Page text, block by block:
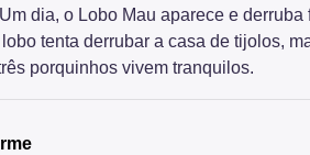
dia, o Lobo Mau aparece e
tenta derrubar a casa de tijolos,
porquinhos vivem tranquilos.